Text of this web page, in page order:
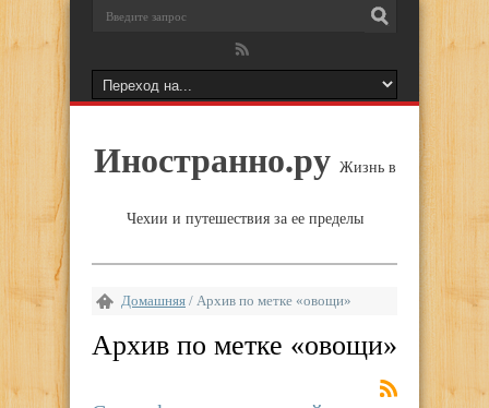
Иностранно.ру Жизнь в
Чехии и путешествия за ее пределы
Домашняя / Архив по метке «овощи»
Архив по метке «овощи»